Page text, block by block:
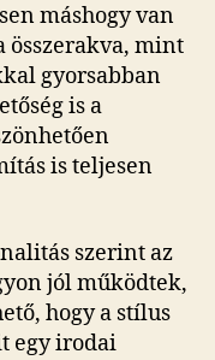
máshogy van
összerakva, mint
gyorsabban
is a
is teljesen
szerint az
jól működtek,
hogy a stílus
egy irodai